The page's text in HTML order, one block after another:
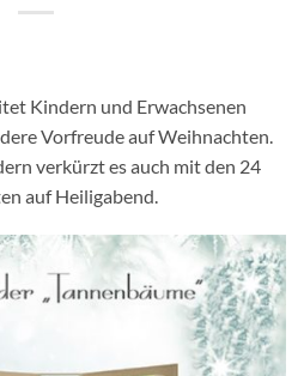
Kindern und Erwachsenen
Vorfreude auf Weihnachten.
verkürzt es auch mit den 24
auf Heiligabend.